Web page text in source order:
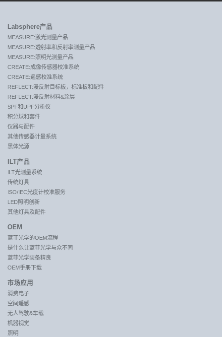
Labsphere产品
MEASURE:激光测量产品
MEASURE:透射率和反射率测量产品
MEASURE:照明光测量产品
CREATE:成像传感器校准系统
CREATE:遥感校准系统
REFLECT:漫反射目标板，标准板和配件
REFLECT:漫反射材料&涂层
SPF和UPF分析仪
积分球和套件
仪器与配件
其他传感器计量系统
黑体光源
ILT产品
ILT光测量系统
传统灯具
ISO/IEC光度计校准服务
LED照明创新
其他灯具及配件
OEM
蓝菲光学的OEM流程
是什么让蓝菲光学与众不同
蓝菲光学装备精良
OEM手册下载
市场应用
消费电子
空间遥感
无人驾驶&车载
机器视觉
照明